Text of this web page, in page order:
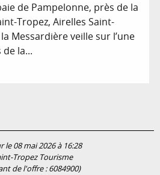
de Pampelonne, près de la
Tropez, Airelles Saint-
Messardière veille sur l’une
la...
le 08 mai 2026 à 16:28
Tropez Tourisme
de l'offre :6084900)